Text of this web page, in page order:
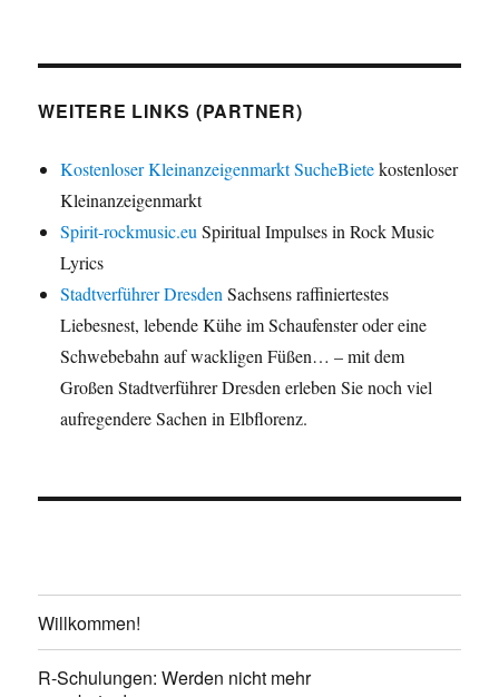
WEITERE LINKS (PARTNER)
Kostenloser Kleinanzeigenmarkt SucheBietekostenloser
Kleinanzeigenmarkt
Spirit-rockmusic.eu Spiritual Impulses in Rock Music
Lyrics
Stadtverführer Dresden Sachsens raffiniertestes
Liebesnest, lebende Kühe im Schaufenster oder eine
Schwebebahn auf wackligen Füßen… – mit dem
Großen Stadtverführer Dresden erleben Sie noch viel
aufregendere Sachen in Elbflorenz.
Willkommen!
R-Schulungen: Werden nicht mehr